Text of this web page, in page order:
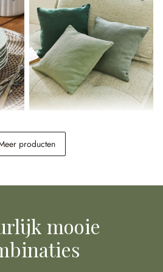
€ 34,95
producten
mooie